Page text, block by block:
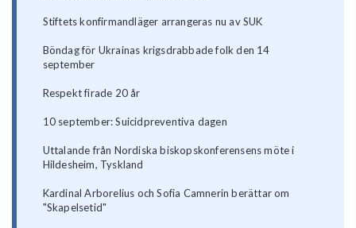
Stiftets konfirmandläger arrangeras nu av SUK
Böndag för Ukrainas krigsdrabbade folk den 14
september
Respekt firade 20 år
10 september: Suicidpreventiva dagen
Uttalande från Nordiska biskopskonferensens möte i
Hildesheim, Tyskland
Kardinal Arborelius och Sofia Camnerin berättar om
"Skapelsetid"